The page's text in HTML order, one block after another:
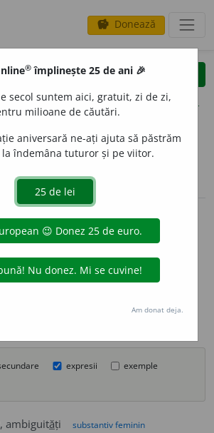
savings Donează
clear
opțiuni
(1) definiții (20)
declinări
definiții sunt compilate de
dexonline. Definițiile
se află pe filadefiniții.
reordona filele pe pagina de
expresii
exemple
, ambiguități substantiv feminin
® împlinește 25 de ani 🎉
secol suntem aici, gratuit, zi de zi,
milioane de căutări.
aniversară ne-ați ajuta să păstrăm
îndemâna tuturor și pe viitor.
Am donat deja.